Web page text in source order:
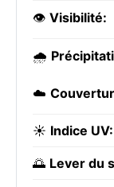
👁️ Visibilité:
🌧️
☁️
☀️ Indice UV:
🌅 Lever du